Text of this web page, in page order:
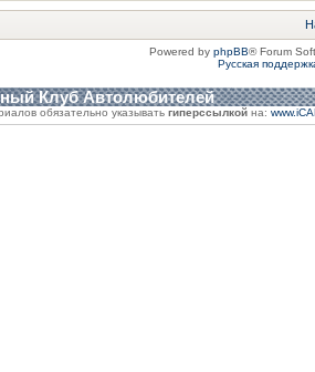
Powered by phpBB® Forum
Русская
Клуб Автолюбителей
обязательно указывать гиперссылкой на: